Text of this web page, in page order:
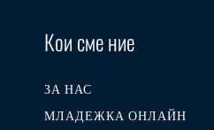
Кои сме ние
ЗА НАС
МЛАДЕЖКА ОНЛАЙН